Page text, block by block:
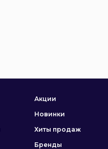
Акции
Новинки
Хиты продаж
Бренды